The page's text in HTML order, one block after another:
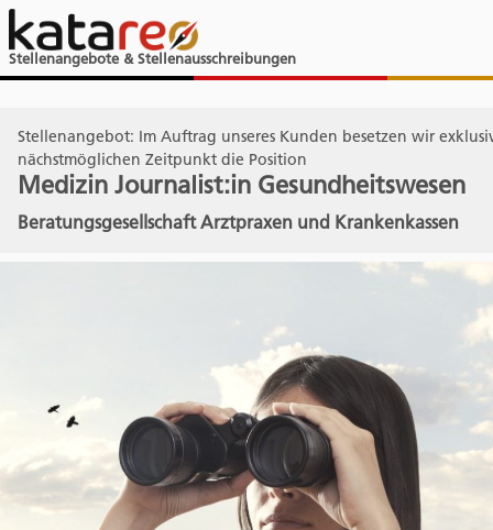
Stellenangebote & Stellenausschreibungen
Stellenangebot: Im Auftrag unseres Kunden besetzen wir
nächstmöglichen Zeitpunkt die Position
Medizin Journalist:in Gesundheitswesen
Beratungsgesellschaft Arztpraxen und Krankenkassen